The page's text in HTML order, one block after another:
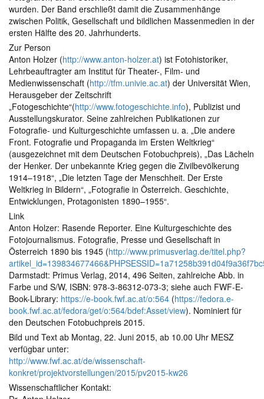
wurden. Der Band erschließt damit die Zusammenhänge
zwischen Politik, Gesellschaft und bildlichen Massenmedien in der
ersten Hälfte des 20. Jahrhunderts.
Zur Person
Anton Holzer (http://www.anton-holzer.at) ist Fotohistoriker,
Lehrbeauftragter am Institut für Theater-, Film- und
Medienwissenschaft (http://tfm.univie.ac.at) der Universität Wien,
Herausgeber der Zeitschrift
„Fotogeschichte“(http://www.fotogeschichte.info), Publizist und
Ausstellungskurator. Seine zahlreichen Publikationen zur
Fotografie- und Kulturgeschichte umfassen u. a. „Die andere
Front. Fotografie und Propaganda im Ersten Weltkrieg“
(ausgezeichnet mit dem Deutschen Fotobuchpreis), „Das Lächeln
der Henker. Der unbekannte Krieg gegen die Zivilbevölkerung
1914–1918“, „Die letzten Tage der Menschheit. Der Erste
Weltkrieg in Bildern“, „Fotografie in Österreich. Geschichte,
Entwicklungen, Protagonisten 1890–1955“.
Link
Anton Holzer: Rasende Reporter. Eine Kulturgeschichte des
Fotojournalismus. Fotografie, Presse und Gesellschaft in
Österreich 1890 bis 1945 (http://www.primusverlag.de/titel.php?
Darmstadt: Primus Verlag, 2014, 496 Seiten, zahlreiche Abb. in
Farbe und S/W, ISBN: 978-3-86312-073-3; siehe auch FWF-E-
Book-Library: https://e-book.fwf.ac.at/o:564 (https://fedora.e-
book.fwf.ac.at/fedora/get/o:564/bdef:Asset/view). Nominiert für
den Deutschen Fotobuchpreis 2015.
Bild und Text ab Montag, 22. Juni 2015, ab 10.00 Uhr MESZ
verfügbar unter:
http://www.fwf.ac.at/de/wissenschaft-
konkret/projektvorstellungen/2015/pv2015-kw26
Wissenschaftlicher Kontakt: